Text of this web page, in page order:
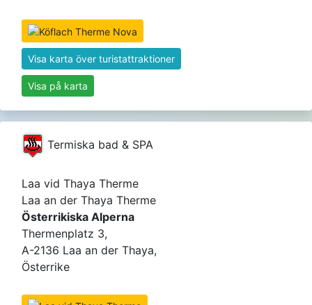
Visa karta över turistattraktioner
Visa på karta
Termiska bad & SPA
Laa vid Thaya Therme
Laa an der Thaya Therme
Österrikiska Alperna
Thermenplatz 3,
A-2136 Laa an der Thaya,
Österrike